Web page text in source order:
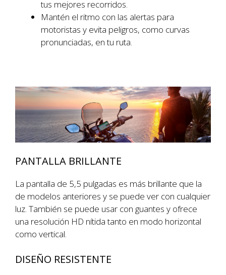
tus mejores recorridos.
Mantén el ritmo con las alertas para
motoristas y evita peligros, como curvas
pronunciadas, en tu ruta.
PANTALLA BRILLANTE
La pantalla de 5,5 pulgadas es más brillante que la
de modelos anteriores y se puede ver con cualquier
luz. También se puede usar con guantes y ofrece
una resolución HD nítida tanto en modo horizontal
como vertical.
DISEÑO RESISTENTE